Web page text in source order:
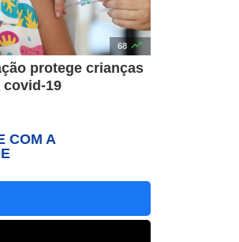
68 
protege crianças
covid-19
COM A